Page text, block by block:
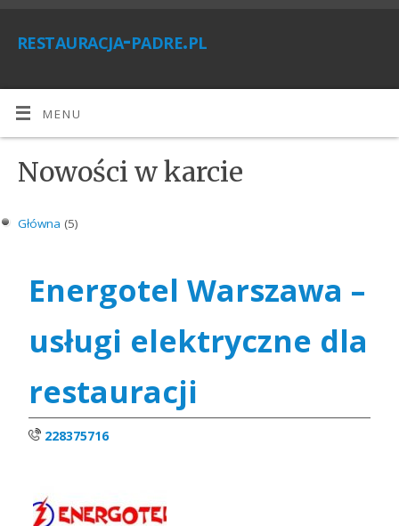
restauracja-padre.pl
MENU
Nowości w karcie
Główna (5)
Energotel Warszawa –
usługi elektryczne dla
restauracji
228375716